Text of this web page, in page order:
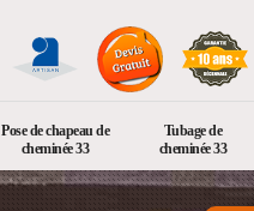
Pose de chapeau de
cheminée 33
Tubage de
cheminée 33